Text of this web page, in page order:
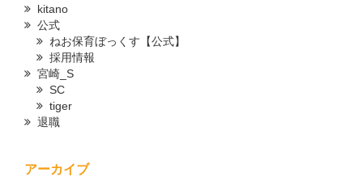
kitano
公式
ねお保育ぼっくす【公式】
採用情報
宮崎_S
SC
tiger
退職
アーカイブ